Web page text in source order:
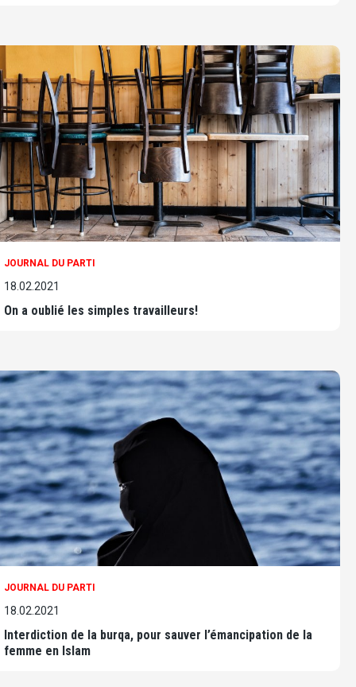
JOURNAL DU PARTI
18.02.2021
On a oublié les simples travailleurs!
JOURNAL DU PARTI
18.02.2021
Interdiction de la burqa, pour sauver l’émancipation de la
femme en Islam